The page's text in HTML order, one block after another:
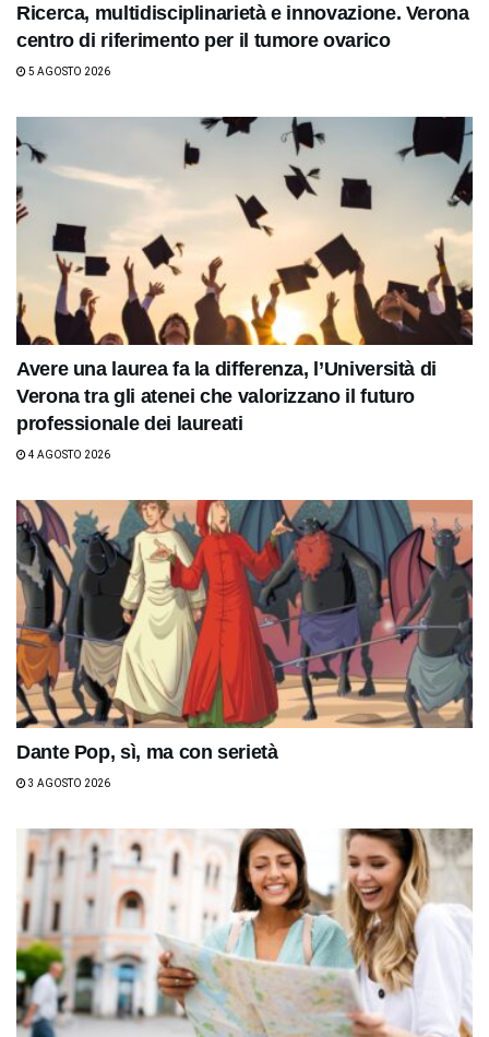
Ricerca, multidisciplinarietà e innovazione. Verona
centro di riferimento per il tumore ovarico
5 AGOSTO 2026
Avere una laurea fa la differenza, l’Università di
Verona tra gli atenei che valorizzano il futuro
professionale dei laureati
4 AGOSTO 2026
Dante Pop, sì, ma con serietà
3 AGOSTO 2026